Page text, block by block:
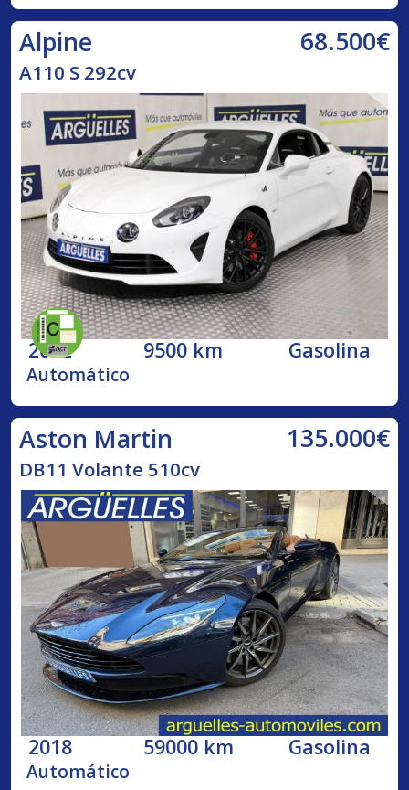
Alpine 68.500€
A110 S 292cv
2022 9500 km Gasolina
Automático
Aston Martin 135.000€
DB11 Volante 510cv
2018 59000 km Gasolina
Automático